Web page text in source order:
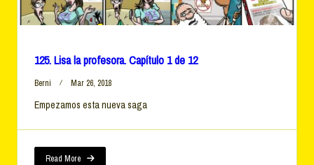
125. Lisa la profesora. Capítulo 1 de 12
Berni Mar 26, 2018
Empezamos esta nueva saga
Read More